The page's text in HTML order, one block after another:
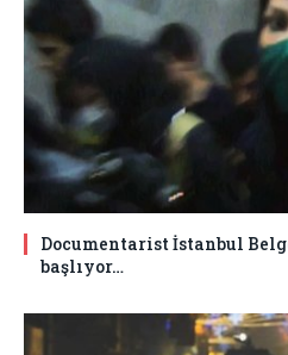
Documentarist İstanbul
başlıyor…